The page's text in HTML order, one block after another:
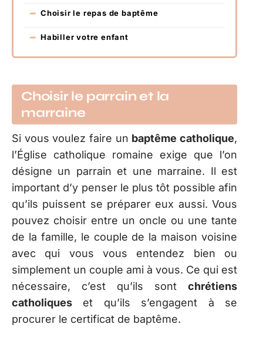
Choisir le repas de baptême
Habiller votre enfant
Choisir le parrain et la
marraine
Si vous voulez faire un baptême catholique,
l’Église catholique romaine exige que l’on
désigne un parrain et une marraine. Il est
important d’y penser le plus tôt possible afin
qu’ils puissent se préparer eux aussi. Vous
pouvez choisir entre un oncle ou une tante
de la famille, le couple de la maison voisine
avec qui vous vous entendez bien ou
simplement un couple ami à vous. Ce qui est
nécessaire, c’est qu’ils sont chrétiens
catholiques et qu’ils s’engagent à se
procurer le certificat de baptême.